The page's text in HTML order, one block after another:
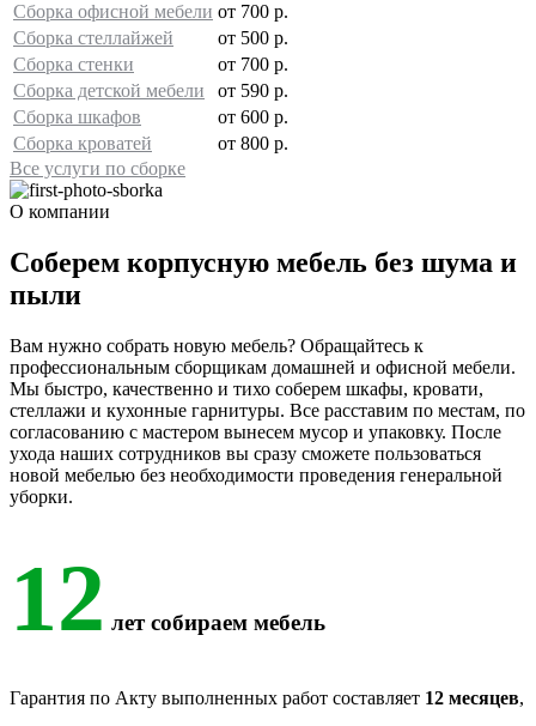
Сборка офисной мебели от 700 р.
Сборка стеллайжей
от 500 р.
Сборка стенки
от 700 р.
Сборка детской мебели
от 590 р.
Сборка шкафов
от 600 р.
Сборка кроватей
от 800 р.
Все услуги по сборке
О компании
Соберем корпусную мебель без шума и
пыли
Вам нужно собрать новую мебель? Обращайтесь к
профессиональным сборщикам домашней и офисной мебели.
Мы быстро, качественно и тихо соберем шкафы, кровати,
стеллажи и кухонные гарнитуры. Все расставим по местам, по
согласованию с мастером вынесем мусор и упаковку. После
ухода наших сотрудников вы сразу сможете пользоваться
новой мебелью без необходимости проведения генеральной
уборки.
12 лет собираем мебель
Гарантия по Акту выполненных работ составляет 12 месяцев,